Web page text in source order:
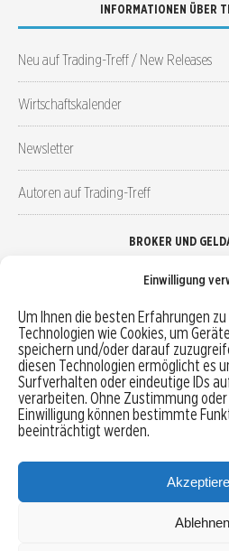
Einwilligung
Um Ihnen die besten Erfahrungen
Technologien wie Cookies, um
speichern und/oder darauf
diesen Technologien ermöglicht es
Surfverhalten oder eindeutige IDs
verarbeiten. Ohne Zustimmung
Einwilligung können bestimmte
beeinträchtigt werden.
Ablehnen
INFORMATIONEN ÜBER
Neu auf Trading-Treff / New Releases
Wirtschaftskalender
Newsletter
Autoren auf Trading-Treff
BROKER UND
Robo-Advisor vergleichen
Depotvergleich
Festgeld vergleichen
Tagesgeld vergleichen